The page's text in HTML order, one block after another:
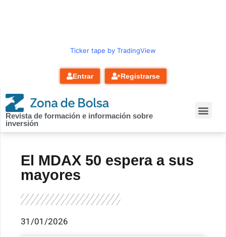
Ticker tape by TradingView
Entrar Registrarse
Revista de formación e información sobre
inversión
El MDAX 50 espera a sus
mayores
31/01/2026